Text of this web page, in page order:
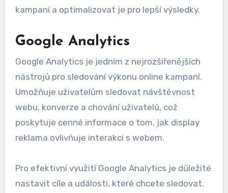
kampaní a optimalizovat je pro lepší výsledky.
Google Analytics
Google Analytics je jedním z nejrozšířenějších
nástrojů pro sledování výkonu online kampaní.
Umožňuje uživatelům sledovat návštěvnost
webu, konverze a chování uživatelů, což
poskytuje cenné informace o tom, jak display
reklama ovlivňuje interakci s webem.
Pro efektivní využití Google Analytics je důležité
nastavit cíle a události, které chcete sledovat.